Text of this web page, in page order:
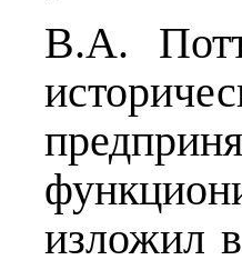
В.А.
изложил